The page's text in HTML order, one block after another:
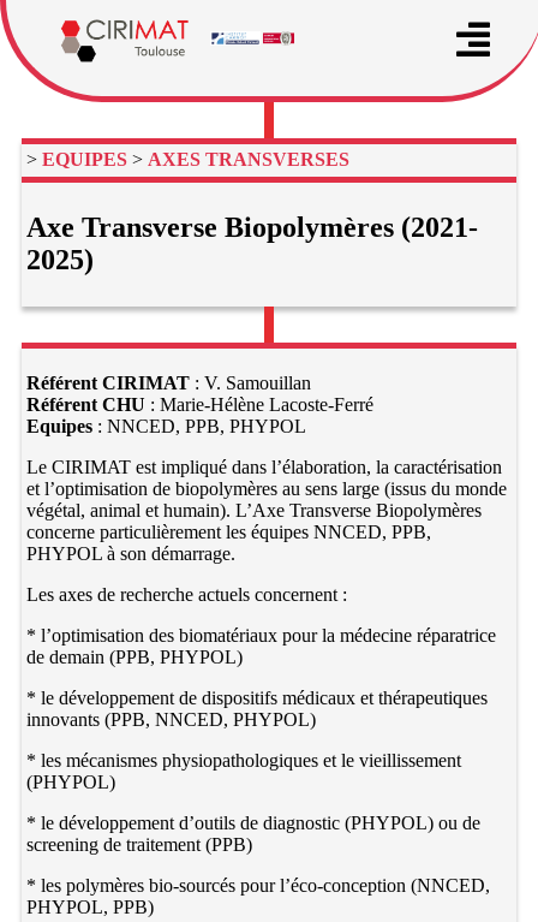
>EQUIPES >AXES TRANSVERSES
Axe Transverse Biopolymères (2021-
2025)
Référent CIRIMAT : V. Samouillan
Référent CHU : Marie-Hélène Lacoste-Ferré
Equipes : NNCED, PPB, PHYPOL
Le CIRIMAT est impliqué dans l’élaboration, la caractérisation
et l’optimisation de biopolymères au sens large (issus du monde
végétal, animal et humain). L’Axe Transverse Biopolymères
concerne particulièrement les équipes NNCED, PPB,
PHYPOL à son démarrage.
Les axes de recherche actuels concernent :
* l’optimisation des biomatériaux pour la médecine réparatrice
de demain (PPB, PHYPOL)
* le développement de dispositifs médicaux et thérapeutiques
innovants (PPB, NNCED, PHYPOL)
* les mécanismes physiopathologiques et le vieillissement
(PHYPOL)
* le développement d’outils de diagnostic (PHYPOL) ou de
screening de traitement (PPB)
* les polymères bio-sourcés pour l’éco-conception (NNCED,
PHYPOL, PPB)